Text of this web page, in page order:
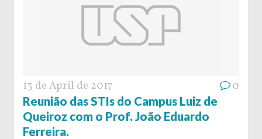
13 de April de 2017 0
Reunião das STIs do Campus Luiz de
Queiroz com o Prof. João Eduardo
Ferreira.